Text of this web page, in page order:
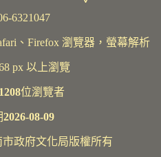
6321047
、Firefox 瀏覽器，螢幕解析
px 以上瀏覽
位瀏覽者
2026-08-09
政府文化局版權所有